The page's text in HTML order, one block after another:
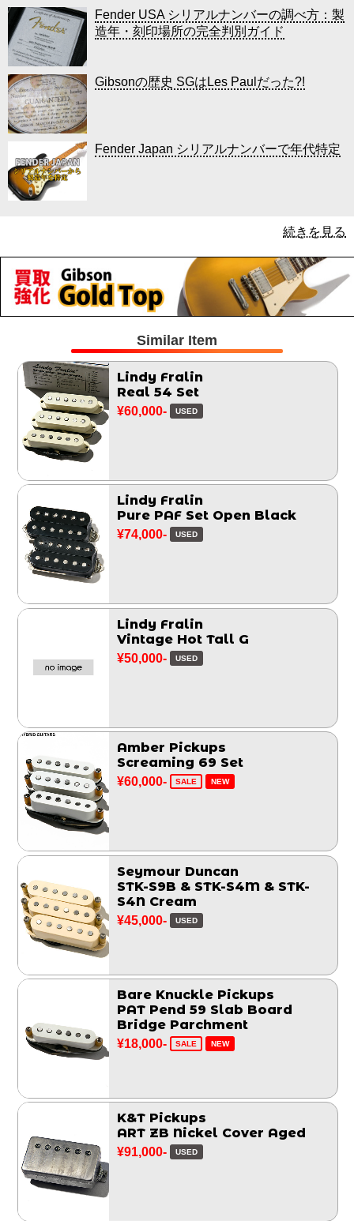
Fender USA シリアルナンバーの調べ方：製
造年・刻印場所の完全判別ガイド
Gibsonの歴史 SGはLes Paulだった?!
Fender Japan シリアルナンバーで年代特定
続きを見る
Similar Item
Lindy Fralin
Real 54 Set
¥60,000- USED
Lindy Fralin
Pure PAF Set Open Black
¥74,000- USED
Lindy Fralin
Vintage Hot Tall G
¥50,000- USED
Amber Pickups
Screaming 69 Set
¥60,000- SALE NEW
Seymour Duncan
STK-S9B & STK-S4M & STK-
S4N Cream
¥45,000- USED
Bare Knuckle Pickups
PAT Pend 59 Slab Board
Bridge Parchment
¥18,000- SALE NEW
K&T Pickups
ART ZB Nickel Cover Aged
¥91,000- USED